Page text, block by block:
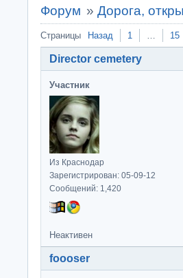
Форум » Дорога,
Страницы Назад 1 … 15
Director cemetery
Участник
Из Краснодар
Зарегистрирован: 05-09-12
Сообщений: 1,420
Неактивен
foooser